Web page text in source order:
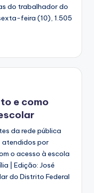
do trabalhador do
feira (10), 1.505
e como
da rede pública
atendidos por
o acesso à escola
| Edição: José
do Distrito Federal